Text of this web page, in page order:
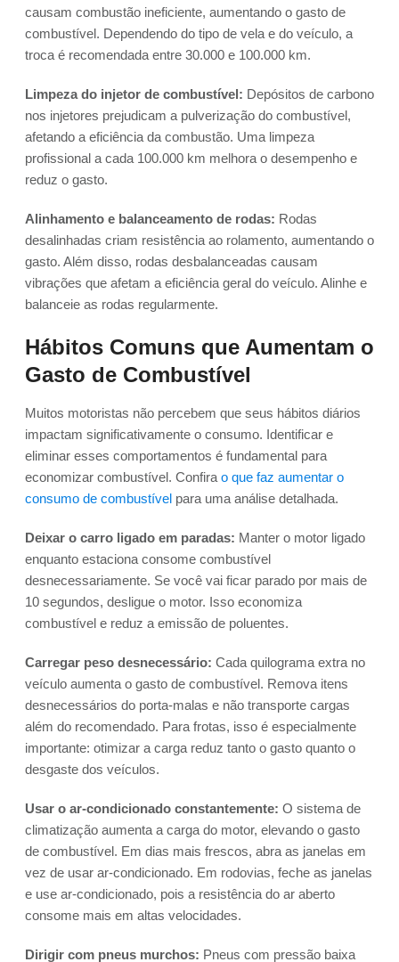
causam combustão ineficiente, aumentando o gasto de
combustível. Dependendo do tipo de vela e do veículo, a
troca é recomendada entre 30.000 e 100.000 km.
Limpeza do injetor de combustível: Depósitos de carbono
nos injetores prejudicam a pulverização do combustível,
afetando a eficiência da combustão. Uma limpeza
profissional a cada 100.000 km melhora o desempenho e
reduz o gasto.
Alinhamento e balanceamento de rodas: Rodas
desalinhadas criam resistência ao rolamento, aumentando o
gasto. Além disso, rodas desbalanceadas causam
vibrações que afetam a eficiência geral do veículo. Alinhe e
balanceie as rodas regularmente.
Hábitos Comuns que Aumentam o
Gasto de Combustível
Muitos motoristas não percebem que seus hábitos diários
impactam significativamente o consumo. Identificar e
eliminar esses comportamentos é fundamental para
economizar combustível. Confira o que faz aumentar o
consumo de combustível para uma análise detalhada.
Deixar o carro ligado em paradas: Manter o motor ligado
enquanto estaciona consome combustível
desnecessariamente. Se você vai ficar parado por mais de
10 segundos, desligue o motor. Isso economiza
combustível e reduz a emissão de poluentes.
Carregar peso desnecessário: Cada quilograma extra no
veículo aumenta o gasto de combustível. Remova itens
desnecessários do porta-malas e não transporte cargas
além do recomendado. Para frotas, isso é especialmente
importante: otimizar a carga reduz tanto o gasto quanto o
desgaste dos veículos.
Usar o ar-condicionado constantemente: O sistema de
climatização aumenta a carga do motor, elevando o gasto
de combustível. Em dias mais frescos, abra as janelas em
vez de usar ar-condicionado. Em rodovias, feche as janelas
e use ar-condicionado, pois a resistência do ar aberto
consome mais em altas velocidades.
Dirigir com pneus murchos: Pneus com pressão baixa